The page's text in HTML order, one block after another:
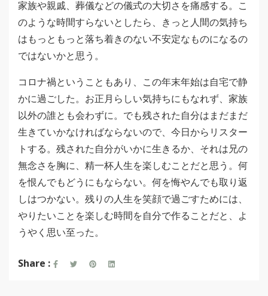
家族や親戚、葬儀などの儀式の大切さを痛感する。こ
のような時間すらないとしたら、きっと人間の気持ち
はもっともっと落ち着きのない不安定なものになるの
ではないかと思う。
コロナ禍ということもあり、この年末年始は自宅で静
かに過ごした。お正月らしい気持ちにもなれず、家族
以外の誰とも会わずに。でも残された自分はまだまだ
生きていかなければならないので、今日からリスター
トする。残された自分がいかに生きるか、それは兄の
無念さを胸に、精一杯人生を楽しむことだと思う。何
を恨んでもどうにもならない。何を悔やんでも取り返
しはつかない。残りの人生を笑顔で過ごすためには、
やりたいことを楽しむ時間を自分で作ることだと、よ
うやく思い至った。
Share :